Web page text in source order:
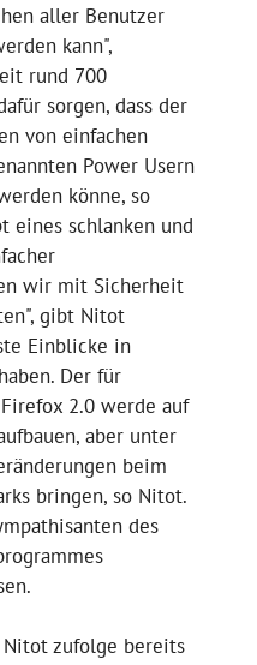
aller Benutzer
kann",
rund 700
sorgen, dass der
von einfachen
Power Usern
könne, so
eines schlanken und
wir mit Sicherheit
gibt Nitot
Einblicke in
Der für
2.0 werde auf
aber unter
beim
bringen, so Nitot.
des
zufolge bereits